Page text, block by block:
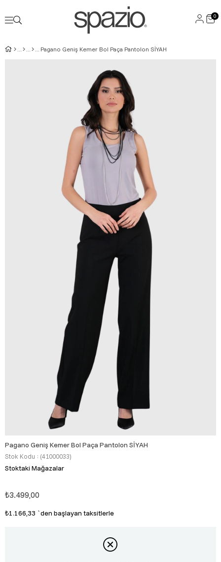
0
Pagano Geniş Kemer Bol Paça Pantolon SİYAH
Pagano Geniş Kemer Bol Paça Pantolon SİYAH
Stok Kodu (41000033)
Stoktaki Mağazalar
₺3.499,00
₺1.166,33 `den başlayan taksitlerle